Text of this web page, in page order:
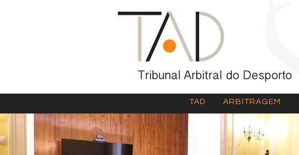
TAD ARBITRAGEM